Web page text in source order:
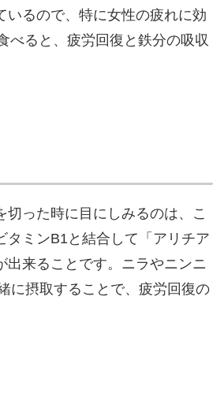
いるので、特に女性の疲れに効
べると、疲労回復と鉄分の吸収
った時に目にしみるのは、こ
ミンB1と結合して「アリチア
出来ることです。ニラやニンニ
に摂取することで、疲労回復の